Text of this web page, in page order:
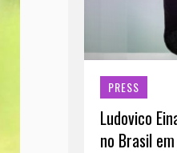
PRESS
Ludovico
no Brasil